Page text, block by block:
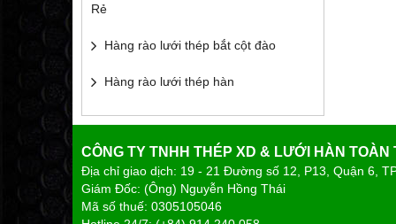
Rẻ
Hàng rào lưới thép bắt cột đào
Hàng rào lưới thép hàn
CÔNG TY TNHH THÉP XD & LƯỚI HÀN TOÀN
Địa chỉ giao dịch: 19 - 21 Đường số 12,
Giám Đốc: (Ông) Nguyễn Hồng Thái
Mã số thuế: